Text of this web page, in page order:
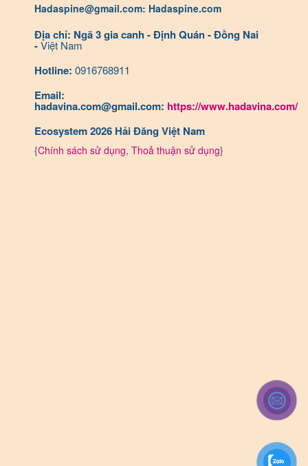
Hadaspine@gmail.com: Hadaspine.com
Địa chỉ: Ngã 3 gia canh - Định Quán - Đồng Nai
-Việt Nam
Hotline: 0916768911
Email:
hadavina.com@gmail.com: https://www.hadavina.com/
Ecosystem 2026 Hải Đăng Việt Nam
{Chính sách sử dụng, Thoả thuận sử dụng}